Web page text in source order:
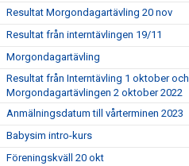
Resultat Morgondagartävling 20 nov
Resultat från interntävlingen 19/11
Morgondagartävling
Resultat från Interntävling 1 oktober och
Morgondagartävlingen 2 oktober 2022
Anmälningsdatum till vårterminen 2023
Babysim intro-kurs
Föreningskväll 20 okt